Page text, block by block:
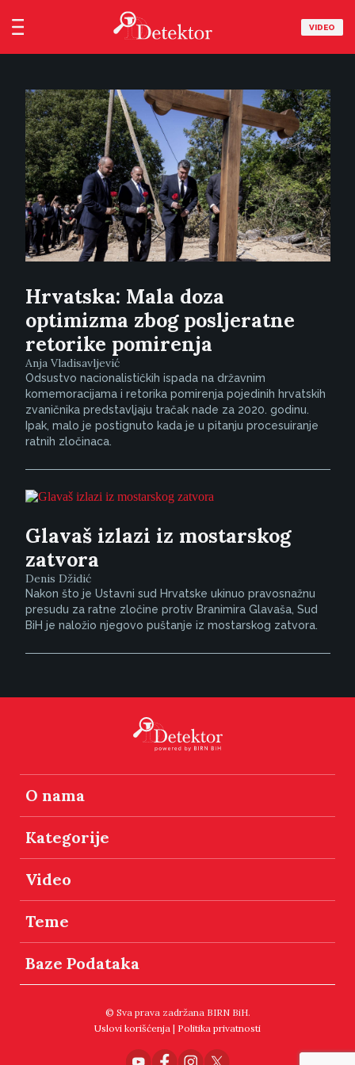
VIDEO
Hrvatska: Mala doza
optimizma zbog posljeratne
retorike pomirenja
Anja Vladisavljević
Odsustvo nacionalističkih ispada na državnim
komemoracijama i retorika pomirenja pojedinih hrvatskih
zvaničnika predstavljaju tračak nade za 2020. godinu.
Ipak, malo je postignuto kada je u pitanju procesuiranje
ratnih zločinaca.
Glavaš izlazi iz mostarskog
zatvora
Denis Džidić
Nakon što je Ustavni sud Hrvatske ukinuo pravosnažnu
presudu za ratne zločine protiv Branimira Glavaša, Sud
BiH je naložio njegovo puštanje iz mostarskog zatvora.
O nama
Kategorije
Video
Teme
Baze Podataka
© Sva prava zadržana BIRN BiH.
Uslovi korišćenja | Politika privatnosti